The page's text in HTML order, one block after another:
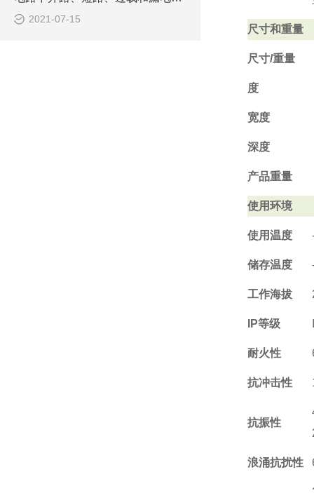
2021-07-15
尺寸和重量
尺寸/重量
度
宽度
深度
产品重量
使用环境
使用温度
储存温度
工作海拔
IP等级
耐火性
抗冲击性
抗振性
浪涌抗扰性